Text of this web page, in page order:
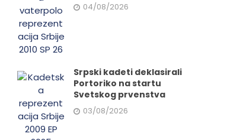
04/08/2026
Srpski kadeti deklasirali
Portoriko na startu
Svetskog prvenstva
03/08/2026